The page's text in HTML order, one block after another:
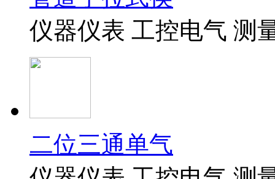
仪器仪表 工控电气 测
二位三通单气